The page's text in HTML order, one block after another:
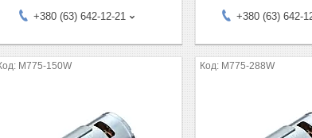
+380 (63) 642-12-21 +380 (63) 642-
M775-150W M775-288W